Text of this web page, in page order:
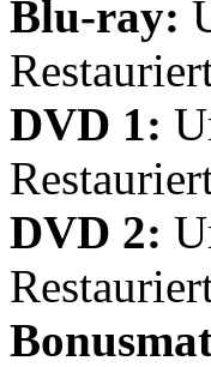
Blu-ray:
DVD 1:
DVD 2: